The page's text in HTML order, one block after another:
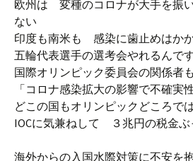
欧州は 変種のコロナが大手を振
ない
印度も南米も 感染に歯止めはか
五輪代表選手の選考会やれるんで
国際オリンピック委員会の関係者
「コロナ感染拡大の影響で不確実
どこの国もオリンピックどころで
IOCに気兼ねして ３兆円の税金ぶ
海外からの入国水際対策に不安